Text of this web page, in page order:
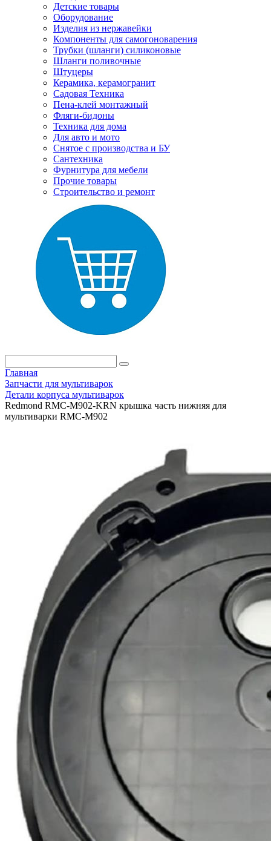
Детские товары
Оборудование
Изделия из нержавейки
Компоненты для самогоноварения
Трубки (шланги) силиконовые
Шланги поливочные
Штуцеры
Керамика, керамогранит
Садовая Техника
Пена-клей монтажный
Фляги-бидоны
Техника для дома
Для авто и мото
Снятое с производства и БУ
Сантехника
Фурнитура для мебели
Прочие товары
Строительство и ремонт
Главная
Запчасти для мультиварок
Детали корпуса мультиварок
Redmond RMC-M902-KRN крышка часть нижняя для
мультиварки RMC-M902